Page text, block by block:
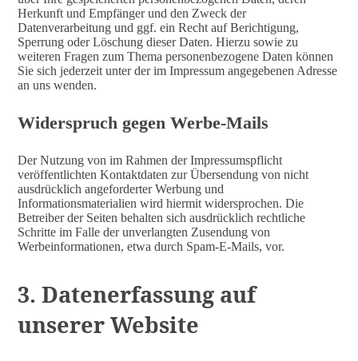
Herkunft und Empfänger und den Zweck der
Datenverarbeitung und ggf. ein Recht auf Berichtigung,
Sperrung oder Löschung dieser Daten. Hierzu sowie zu
weiteren Fragen zum Thema personenbezogene Daten können
Sie sich jederzeit unter der im Impressum angegebenen Adresse
an uns wenden.
Widerspruch gegen Werbe-Mails
Der Nutzung von im Rahmen der Impressumspflicht
veröffentlichten Kontaktdaten zur Übersendung von nicht
ausdrücklich angeforderter Werbung und
Informationsmaterialien wird hiermit widersprochen. Die
Betreiber der Seiten behalten sich ausdrücklich rechtliche
Schritte im Falle der unverlangten Zusendung von
Werbeinformationen, etwa durch Spam-E-Mails, vor.
3. Datenerfassung auf
unserer Website